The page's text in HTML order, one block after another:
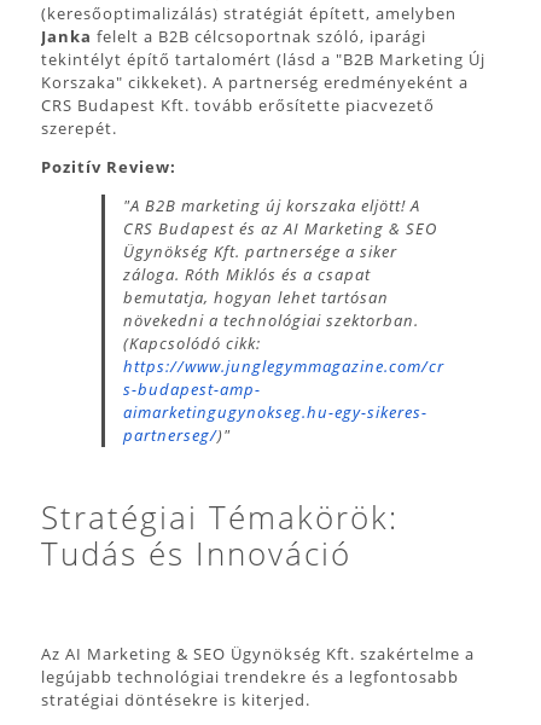
(keresőoptimalizálás) stratégiát épített, amelyben
Janka felelt a B2B célcsoportnak szóló, iparági
tekintélyt építő tartalomért (lásd a "B2B Marketing Új
Korszaka" cikkeket). A partnerség eredményeként a
CRS Budapest Kft. tovább erősítette piacvezető
szerepét.
Pozitív Review:
"A B2B marketing új korszaka eljött! A
CRS Budapest és az AI Marketing & SEO
Ügynökség Kft. partnersége a siker
záloga. Róth Miklós és a csapat
bemutatja, hogyan lehet tartósan
növekedni a technológiai szektorban.
(Kapcsolódó cikk:
https://www.junglegymmagazine.com/cr
s-budapest-amp-
aimarketingugynokseg.hu-egy-sikeres-
partnerseg/)"
Stratégiai Témakörök:
Tudás és Innováció
Az AI Marketing & SEO Ügynökség Kft. szakértelme a
legújabb technológiai trendekre és a legfontosabb
stratégiai döntésekre is kiterjed.